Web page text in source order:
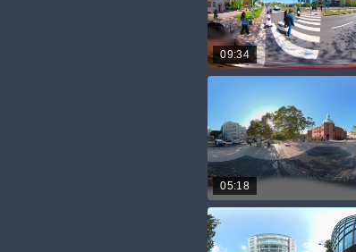
09:34
05:18